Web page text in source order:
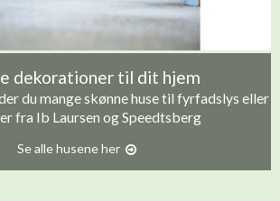
dekorationer til dit hjem
du mange skønne huse til fyrfadslys eller
fra Ib Laursen og Speedtsberg
Se alle husene her